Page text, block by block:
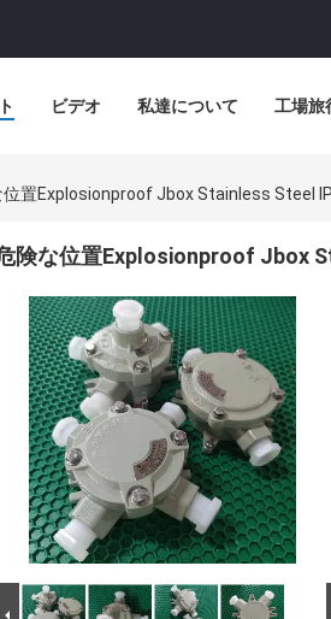
ビデオ 私達について 工場旅
位置Explosionproof Jbox Stainless Steel
険な位置Explosionproof Jbox